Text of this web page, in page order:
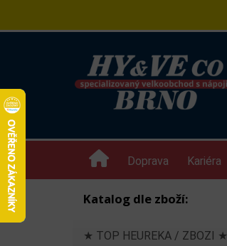
Doprava Kariéra
Katalog dle zboží:
★ TOP HEUREKA / ZBOZI ★